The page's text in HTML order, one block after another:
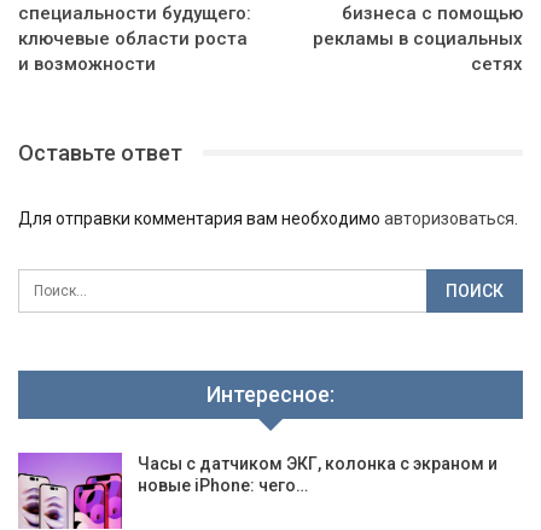
специальности будущего:
ключевые области роста
и возможности
бизнеса с помощью
рекламы в социальных
сетях
Оставьте ответ
Для отправки комментария вам необходимо авторизоваться
Интересное:
Часы с датчиком ЭКГ, колонка с экраном и
новые iPhone: чего…